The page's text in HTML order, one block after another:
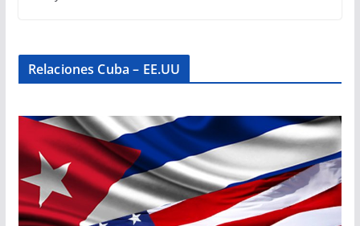
Relaciones Cuba – EE.UU